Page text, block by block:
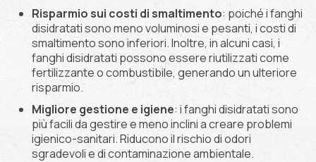
Risparmio sui costi di smaltimento: poiché i fanghi
disidratati sono meno voluminosi e pesanti, i costi di
smaltimento sono inferiori. Inoltre, in alcuni casi, i
fanghi disidratati possono essere riutilizzati come
fertilizzante o combustibile, generando un ulteriore
risparmio.
Migliore gestione e igiene: i fanghi disidratati sono
più facili da gestire e meno inclini a creare problemi
igienico-sanitari. Riducono il rischio di odori
sgradevoli e di contaminazione ambientale.